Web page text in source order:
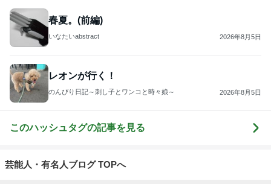
春夏。(前編)
いなたいabstract 2026年8月5日
レオンが行く！
のんびり日記～刺し子とワンコと時々娘～ 2026年8月5日
このハッシュタグの記事を見る
芸能人・有名人ブログ TOPへ